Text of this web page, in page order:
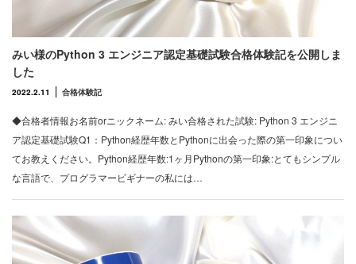
みい様のPython 3 エンジニア認定基礎試験合格体験記を公開しま
した
2022.2.11 合格体験記
◆合格者情報お名前orニックネーム: みい合格された試験: Python 3 エンジニ
ア認定基礎試験Q1：Python経歴年数とPythonに出会った際の第一印象につい
てお教えください。Python経歴年数:1ヶ月Pythonの第一印象:とてもシンプル
な言語で、プログラマービギナーの私には…